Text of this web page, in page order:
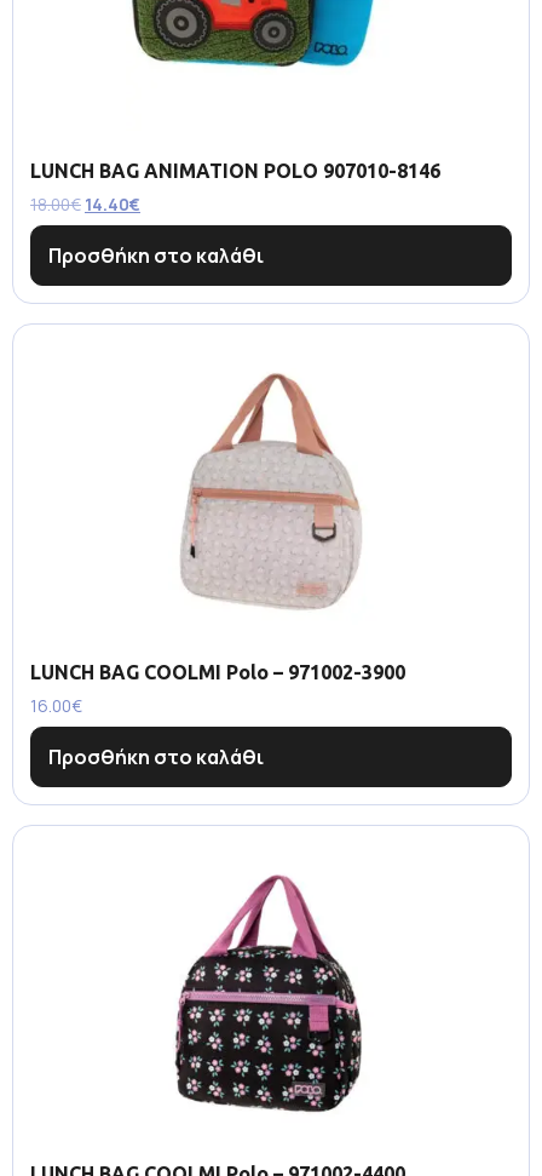
LUNCH BAG ANIMATION POLO 907010-8146
18.00€ 14.40€
Προσθήκη στο καλάθι
LUNCH BAG COOLMI Polo – 971002-3900
16.00€
Προσθήκη στο καλάθι